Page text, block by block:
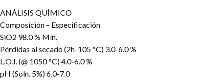
ANÁLISIS QUÍMICO
Composición – Especificación
SiO2 98.0 % Mín.
Pérdidas al secado (2h-105 °C) 3.0-6.0 %
L.O.I. (@ 1050 °C) 4.0-6.0 %
pH (Soln. 5%) 6.0-7.0